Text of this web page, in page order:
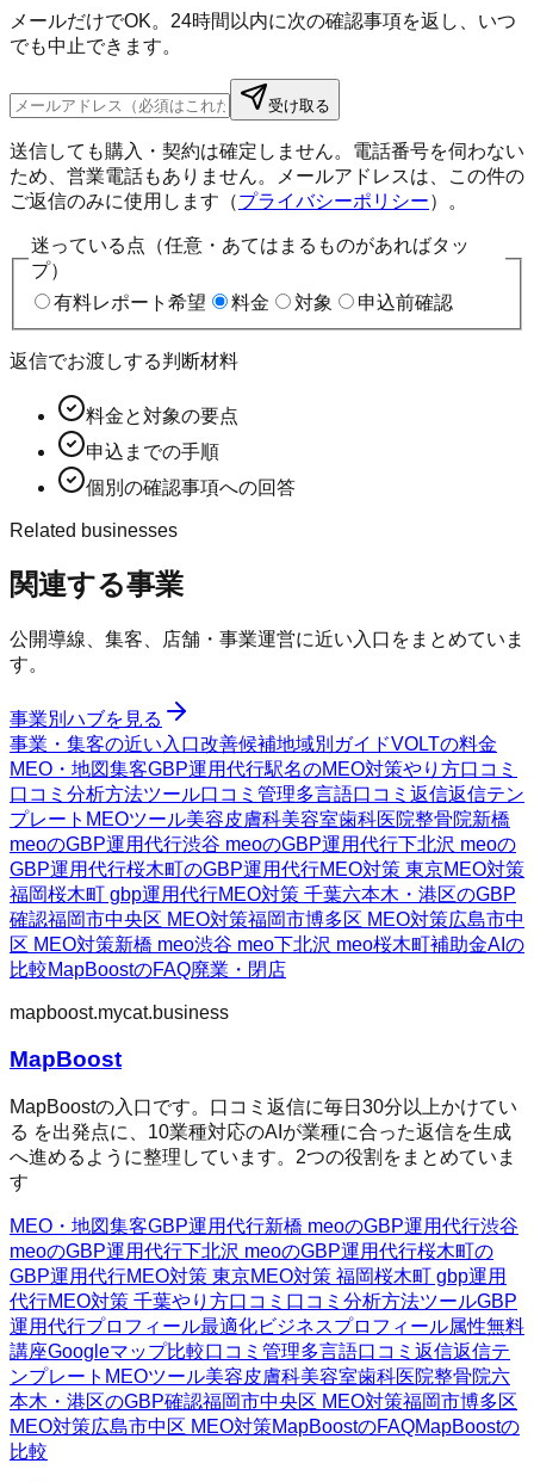
メールだけでOK。24時間以内に次の確認事項を返し、いつ
でも中止できます。
受け取る
送信しても購入・契約は確定しません。電話番号を伺わない
ため、営業電話もありません。メールアドレスは、この件の
ご返信のみに使用します（プライバシーポリシー）。
迷っている点（任意・あてはまるものがあればタッ
プ）
有料レポート希望
料金 対象 申込前確認
返信でお渡しする判断材料
料金と対象の要点
申込までの手順
個別の確認事項への回答
Related businesses
関連する事業
公開導線、集客、店舗・事業運営に近い入口をまとめていま
す。
事業別ハブを見る
事業・集客の近い入口改善候補地域別ガイドVOLTの料金
MEO・地図集客GBP運用代行駅名のMEO対策やり方口コミ
口コミ分析方法ツール口コミ管理多言語口コミ返信返信テン
プレート MEOツール美容皮膚科美容室歯科医院整骨院新橋
meoのGBP運用代行渋谷 meoのGBP運用代行下北沢 meoの
GBP運用代行桜木町のGBP運用代行MEO対策 東京MEO対策
福岡桜木町 gbp運用代行MEO対策 千葉六本木・港区のGBP
確認福岡市中央区 MEO対策福岡市博多区 MEO対策広島市中
区 MEO対策新橋 meo渋谷 meo下北沢 meo桜木町補助金AIの
比較MapBoostのFAQ廃業・閉店
mapboost.mycat.business
MapBoost
MapBoostの入口です。口コミ返信に毎日30分以上かけてい
る を出発点に、10業種対応のAIが業種に合った返信を生成
へ進めるように整理しています。2つの役割をまとめていま
す
MEO・地図集客GBP運用代行新橋 meoのGBP運用代行渋谷
meoのGBP運用代行下北沢 meoのGBP運用代行桜木町の
GBP運用代行MEO対策 東京MEO対策 福岡桜木町 gbp運用
代行MEO対策 千葉やり方口コミ 口コミ分析方法ツールGBP
運用代行プロフィール最適化ビジネスプロフィール属性無料
講座Googleマップ比較口コミ管理多言語口コミ返信返信テ
ンプレート MEOツール美容皮膚科美容室歯科医院整骨院六
本木・港区のGBP確認福岡市中央区 MEO対策福岡市博多区
MEO対策広島市中区 MEO対策MapBoostのFAQMapBoostの
比較